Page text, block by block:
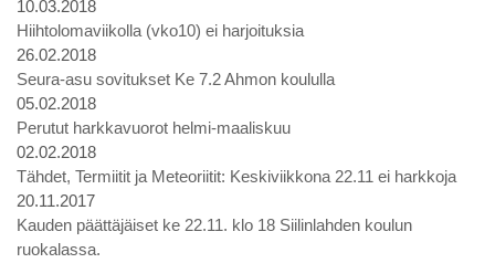
10.03.2018
Hiihtolomaviikolla (vko10) ei harjoituksia
26.02.2018
Seura-asu sovitukset Ke 7.2 Ahmon koululla
05.02.2018
Perutut harkkavuorot helmi-maaliskuu
02.02.2018
Tähdet, Termiitit ja Meteoriitit: Keskiviikkona 22.11 ei harkkoja
20.11.2017
Kauden päättäjäiset ke 22.11. klo 18 Siilinlahden koulun
ruokalassa.